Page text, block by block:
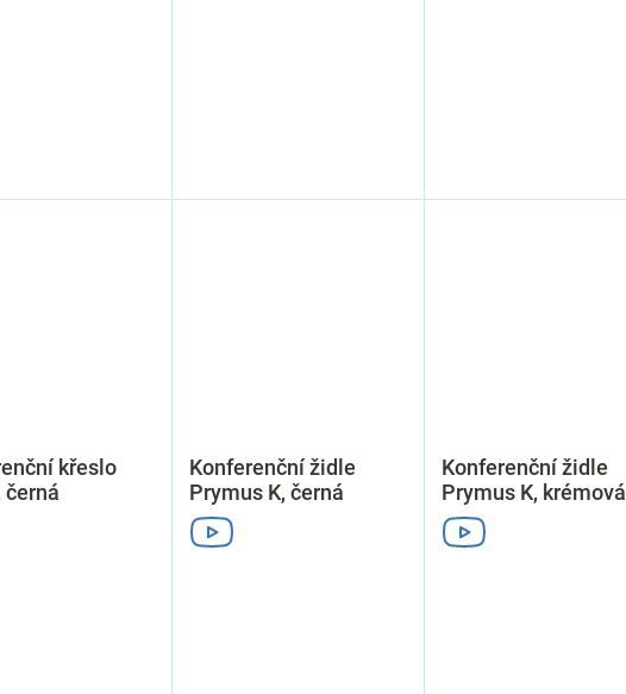
křeslo
černá
Konferenční židle
Prymus K, černá
Konferenční židle
Prymus K, krémová